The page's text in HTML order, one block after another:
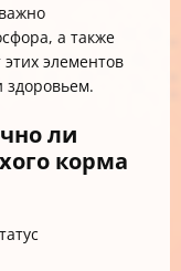
а также
элементов
здоровьем.
ли
корма